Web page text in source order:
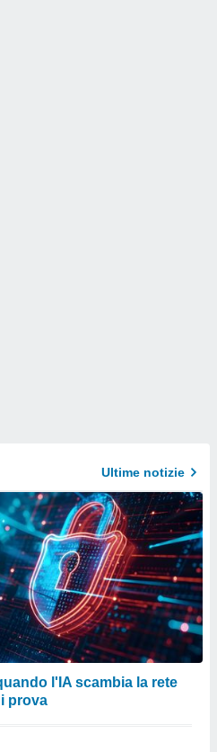
Ultime notizie
l'IA scambia la rete
prova